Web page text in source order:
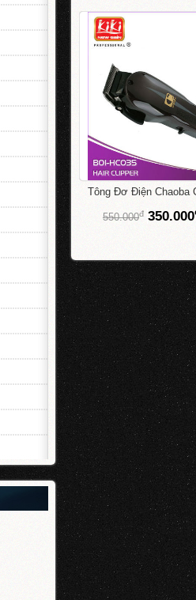
Tông Đơ Điện Chaoba
550.000đ 350.000